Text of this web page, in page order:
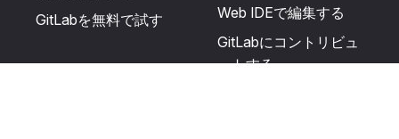
GitLabを無料で試す
Web IDEで編集する
GitLabにコントリビュ
ートする